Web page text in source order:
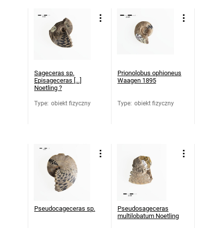
Sageceras sp.
Episageceras [...]
Noetling ?
Type: obiekt fizyczny
Prionolobus ophioneus
Waagen 1895
Type: obiekt fizyczny
Pseudocageceras sp.
Pseudosageceras
multilobatum Noetling